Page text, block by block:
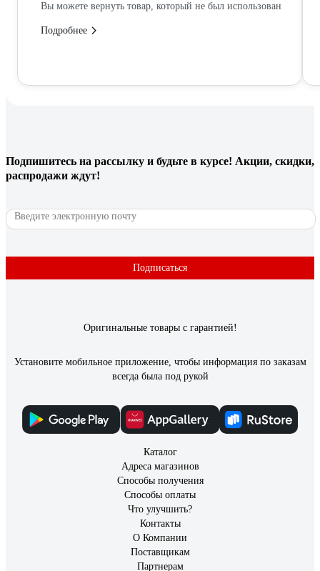
Вы можете вернуть товар, который не был использован
Подробнее
Подпишитесь на рассылку и будьте в курсе! Акции, скидки,
распродажи ждут!
Подписаться
Оригинальные товары с гарантией!
Установите мобильное приложение, чтобы информация по заказам
всегда была под рукой
Каталог
Адреса магазинов
Способы получения
Способы оплаты
Что улучшить?
Контакты
О Компании
Поставщикам
Партнерам